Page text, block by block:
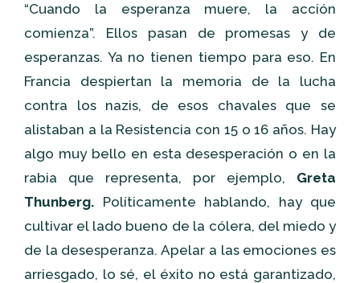
“Cuando la esperanza muere, la acción
comienza”. Ellos pasan de promesas y de
esperanzas. Ya no tienen tiempo para eso. En
Francia despiertan la memoria de la lucha
contra los nazis, de esos chavales que se
alistaban a la Resistencia con 15 o 16 años. Hay
algo muy bello en esta desesperación o en la
rabia que representa, por ejemplo, Greta
Thunberg. Políticamente hablando, hay que
cultivar el lado bueno de la cólera, del miedo y
de la desesperanza. Apelar a las emociones es
arriesgado, lo sé, el éxito no está garantizado,